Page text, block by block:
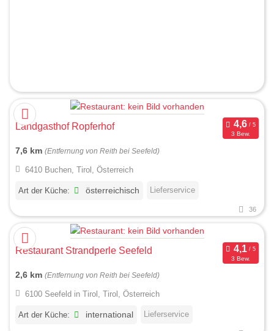
Landgasthof Ropferhof
3 Bew.
7,6 km (Entfernung von Reith bei Seefeld)
6410 Buchen, Tirol, Österreich
Art der Küche: österreichisch Lieferservice
36
Restaurant Strandperle Seefeld
3 Bew.
2,6 km (Entfernung von Reith bei Seefeld)
6100 Seefeld in Tirol, Tirol, Österreich
Art der Küche: international Lieferservice